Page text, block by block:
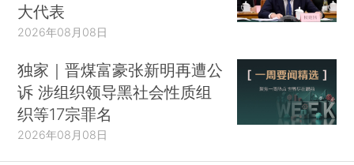
大代表
2026年08月08日
独家｜晋煤富豪张新明再遭公
诉 涉组织领导黑社会性质组
织等17宗罪名
2026年08月08日